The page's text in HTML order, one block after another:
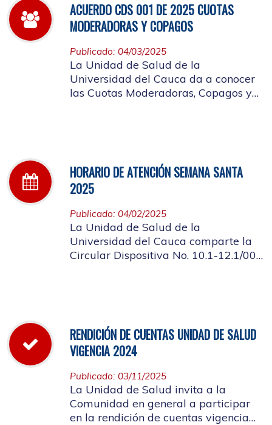
ACUERDO CDS 001 DE 2025 CUOTAS
MODERADORAS Y COPAGOS
Publicado: 04/03/2025
La Unidad de Salud de la
Universidad del Cauca da a conocer
las Cuotas Moderadoras, Copagos y
HORARIO DE ATENCIÓN SEMANA SANTA
2025
Publicado: 04/02/2025
La Unidad de Salud de la
Universidad del Cauca comparte la
Circular Dispositiva No. 10.1-12.1/002
RENDICIÓN DE CUENTAS UNIDAD DE SALUD
VIGENCIA 2024
Publicado: 03/11/2025
La Unidad de Salud invita a la
Comunidad en general a participar
en la rendición de cuentas vigencia